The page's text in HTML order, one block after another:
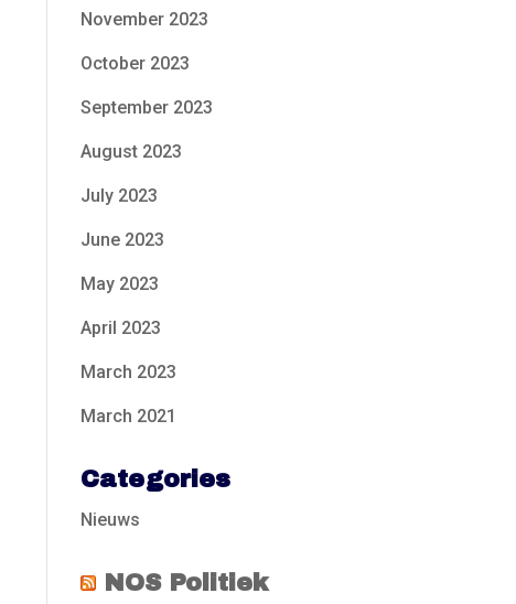
November 2023
October 2023
September 2023
August 2023
July 2023
June 2023
May 2023
April 2023
March 2023
March 2021
Categories
Nieuws
NOS Politiek